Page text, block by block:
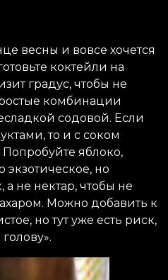
весны и вовсе хочется
коктейли на
градус, чтобы не
комбинации
содовой. Если
то и с соком
яблоко,
экзотическое, но
не нектар, чтобы не
Можно добавить к
но тут уже есть риск,